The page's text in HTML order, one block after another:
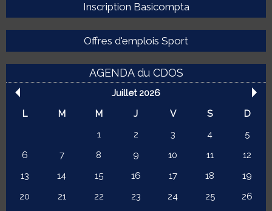
Inscription Basicompta
Offres d'emplois Sport
AGENDA du CDOS
Juillet 2026
L
M M J V S
D
1
2 3 4
5
6
7 8 9 10 11
12
13
14 15 16 17 18
19
20
21 22 23 24 25
26